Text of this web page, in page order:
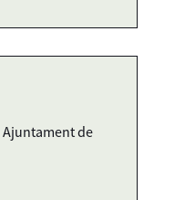
Ajuntament de